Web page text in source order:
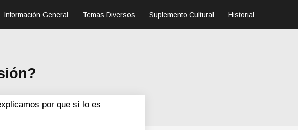
Información General Temas Diversos Suplemento Cultural Historial
por que sí lo es